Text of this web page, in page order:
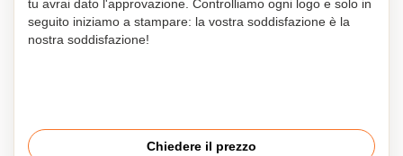
tu avrai dato l'approvazione. Controlliamo ogni logo e solo in
seguito iniziamo a stampare: la vostra soddisfazione è la
nostra soddisfazione!
Chiedere il prezzo